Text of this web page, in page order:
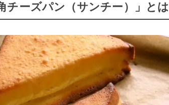
チーズパン（サンチー）」とは